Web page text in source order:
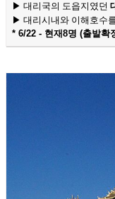
▶ 대리국의 도읍지였던
▶ 대리시내와 이해호수
* 6/22 - 현재8명 (출발확